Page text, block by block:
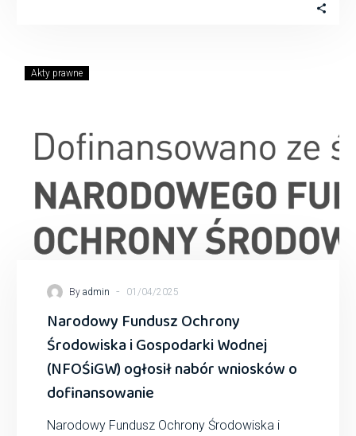
Akty prawne
By admin - 01/04/2025
Narodowy Fundusz Ochrony
Środowiska i Gospodarki Wodnej
(NFOŚiGW) ogłosił nabór wniosków o
dofinansowanie
Narodowy Fundusz Ochrony Środowiska i